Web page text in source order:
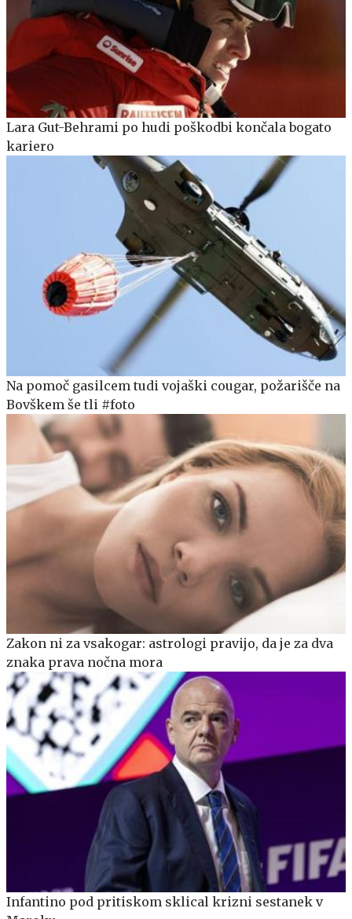
Lara Gut-Behrami po hudi poškodbi končala bogato
kariero
Na pomoč gasilcem tudi vojaški cougar, požarišče na
Bovškem še tli #foto
Zakon ni za vsakogar: astrologi pravijo, da je za dva
znaka prava nočna mora
Infantino pod pritiskom sklical krizni sestanek v